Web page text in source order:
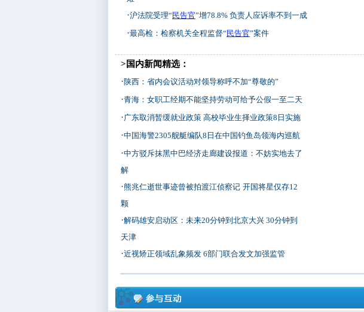
·沪法院受理“民告官”增78.8% 负责人应诉率不到一成
·最高检：检察机关全程监督“民告官”案件
>国内新闻精选：
·陕西：省内会议活动对领导称呼不加“尊敬的”
·青海：女职工经期不能坚持劳动可给予公假一至二天
·广东取消暂缓就业政策 高校毕业生择业政策8日实施
·中国海警2305舰艇编队8日在中国钓鱼岛领海内巡航
·中方驳斥抹黑中巴经济走廊建设报道：不妨实地去了
解
·熊兆仁逝世事迹曾被拍渡江侦察记 开国将星仅存12
颗
·解码雄安启动区：未来20分钟到北京大兴 30分钟到
天津
·近视矫正领域乱象频发 6部门联合发文加强监管